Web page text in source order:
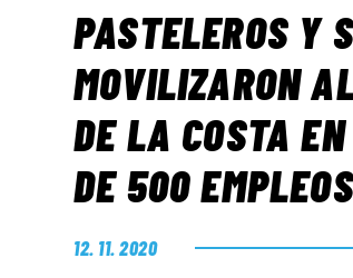
PASTELEROS Y
MOVILIZARON
DE LA COSTA
DE 500 EMPLEOS
12. 11. 2020